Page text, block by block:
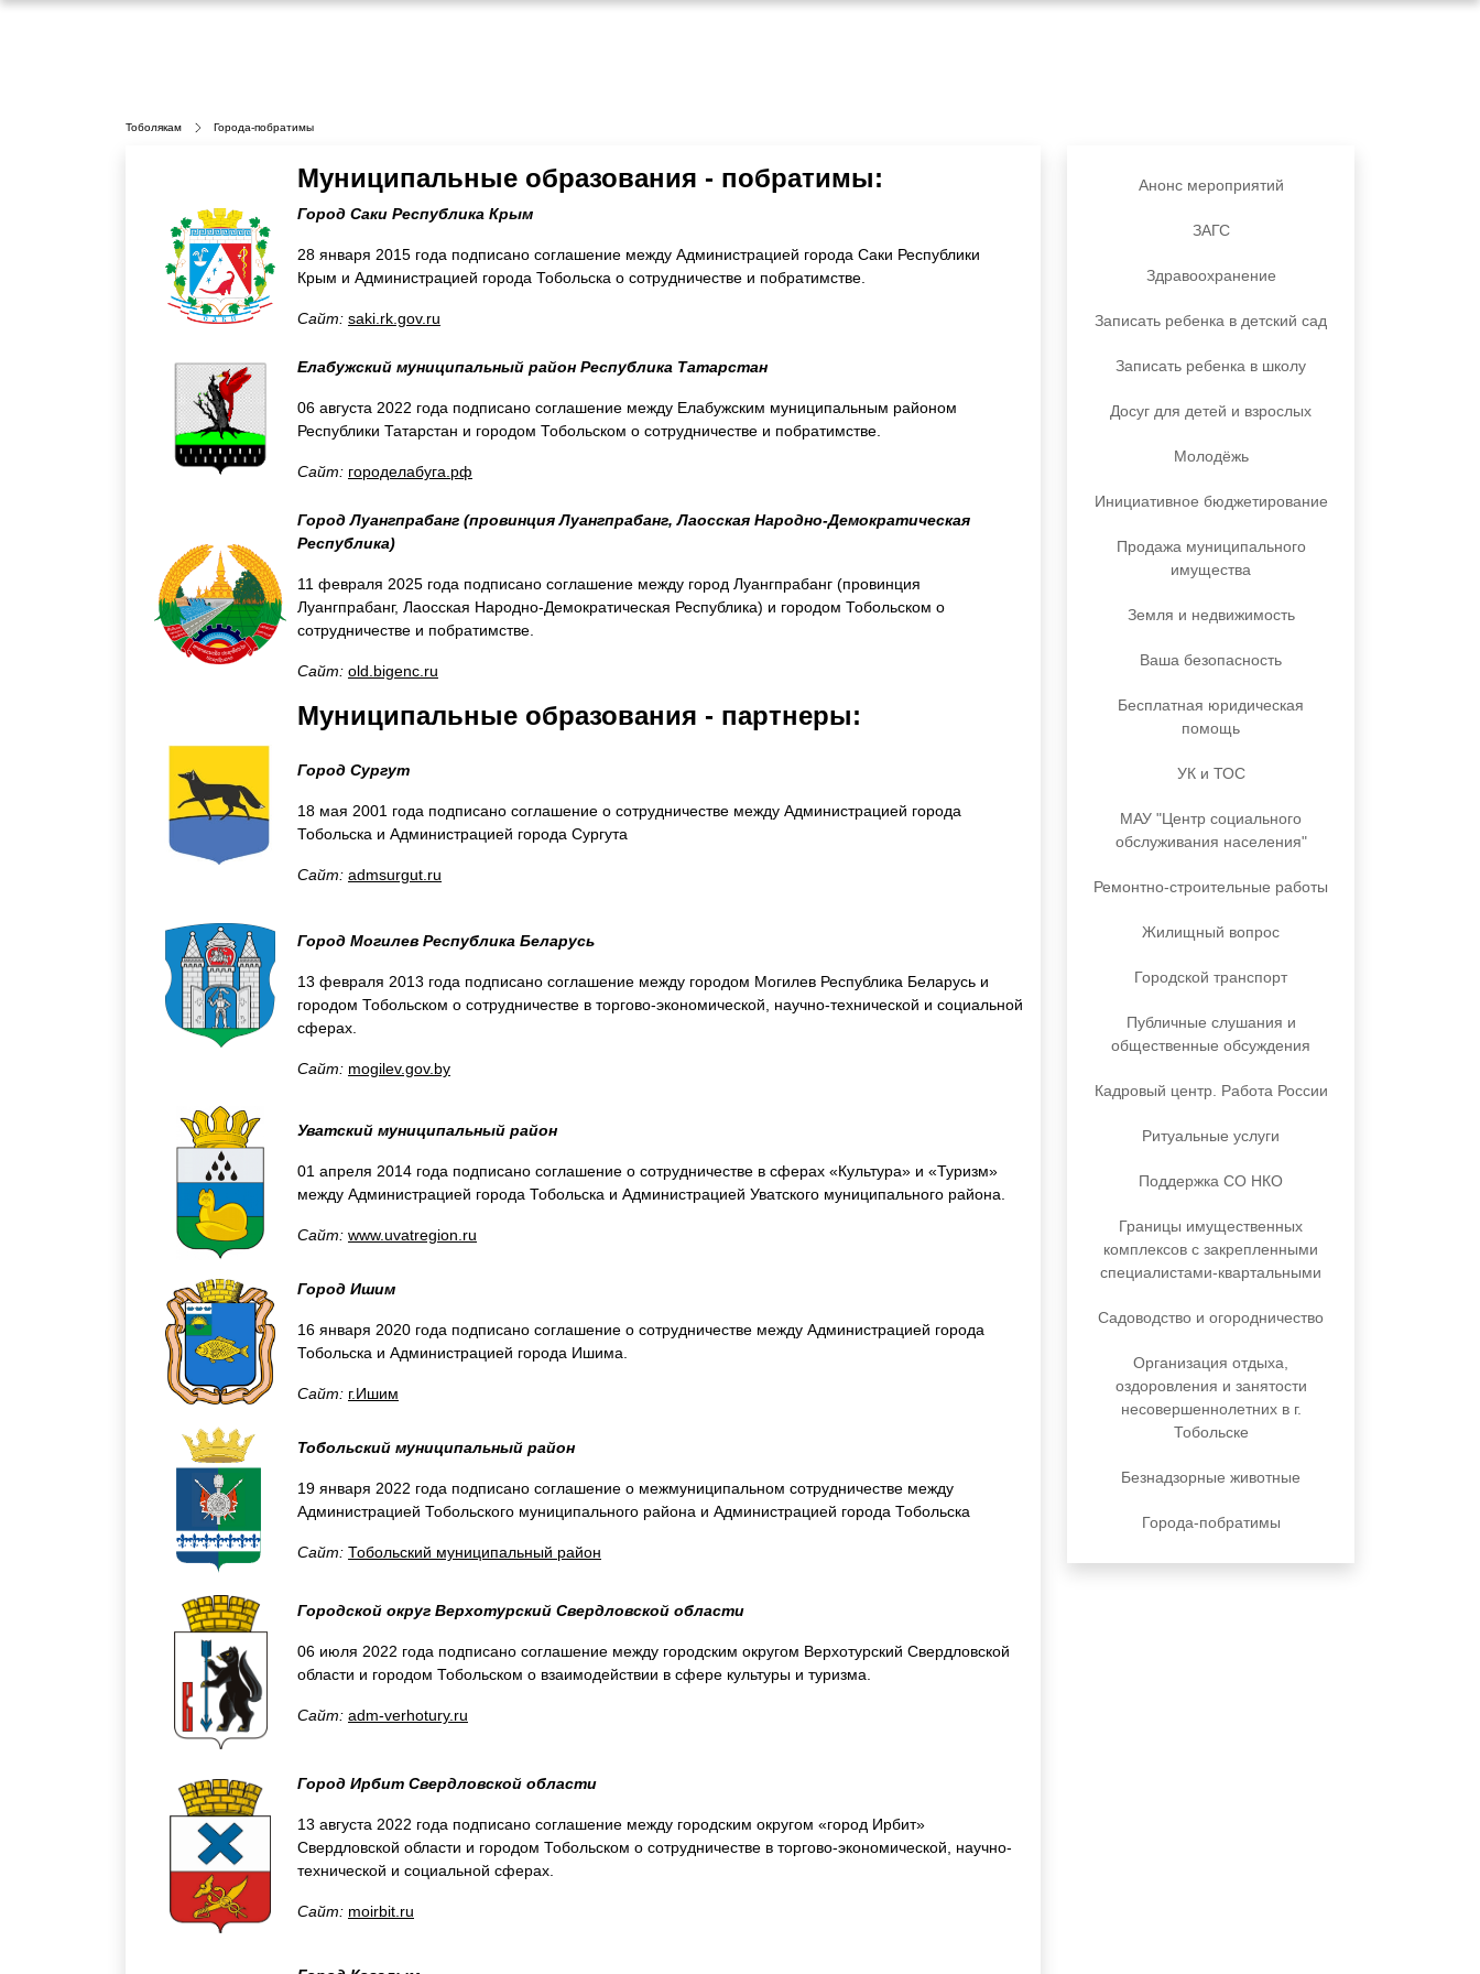
Тоболякам Города-побратимы
Муниципальные образования - побратимы:
Город Саки Республика Крым
28 января 2015 года подписано соглашение между Администрацией города Саки Республики
Крым и Администрацией города Тобольска о сотрудничестве и побратимстве.
Сайт: saki.rk.gov.ru
Елабужский муниципальный район Республика Татарстан
06 августа 2022 года подписано соглашение между Елабужским муниципальным районом
Республики Татарстан и городом Тобольском о сотрудничестве и побратимстве.
Сайт: городелабуга.рф
Город Луангпрабанг (провинция Луангпрабанг, Лаосская Народно-Демократическая
Республика)
11 февраля 2025 года подписано соглашение между город Луангпрабанг (провинция
Луангпрабанг, Лаосская Народно-Демократическая Республика) и городом Тобольском о
сотрудничестве и побратимстве.
Сайт: old.bigenc.ru
Муниципальные образования - партнеры:
Город Сургут
18 мая 2001 года подписано соглашение о сотрудничестве между Администрацией города
Тобольска и Администрацией города Сургута
Сайт: admsurgut.ru
Город Могилев Республика Беларусь
13 февраля 2013 года подписано соглашение между городом Могилев Республика Беларусь и
городом Тобольском о сотрудничестве в торгово-экономической, научно-технической и социальной
сферах.
Сайт: mogilev.gov.by
Уватский муниципальный район
01 апреля 2014 года подписано соглашение о сотрудничестве в сферах «Культура» и «Туризм»
между Администрацией города Тобольска и Администрацией Уватского муниципального района.
Сайт: www.uvatregion.ru
Город Ишим
16 января 2020 года подписано соглашение о сотрудничестве между Администрацией города
Тобольска и Администрацией города Ишима.
Сайт: г.Ишим
Тобольский муниципальный район
19 января 2022 года подписано соглашение о межмуниципальном сотрудничестве между
Администрацией Тобольского муниципального района и Администрацией города Тобольска
Сайт: Тобольский муниципальный район
Городской округ Верхотурский Свердловской области
06 июля 2022 года подписано соглашение между городским округом Верхотурский Свердловской
области и городом Тобольском о взаимодействии в сфере культуры и туризма.
Сайт: adm-verhotury.ru
Город Ирбит Свердловской области
13 августа 2022 года подписано соглашение между городским округом «город Ирбит»
Свердловской области и городом Тобольском о сотрудничестве в торгово-экономической, научно-
технической и социальной сферах.
Сайт: moirbit.ru
Анонс мероприятий
ЗАГС
Здравоохранение
Записать ребенка в детский сад
Записать ребенка в школу
Досуг для детей и взрослых
Молодёжь
Инициативное бюджетирование
Продажа муниципального
имущества
Земля и недвижимость
Ваша безопасность
Бесплатная юридическая
помощь
УК и ТОС
МАУ "Центр социального
обслуживания населения"
Ремонтно-строительные работы
Жилищный вопрос
Городской транспорт
Публичные слушания и
общественные обсуждения
Кадровый центр. Работа России
Ритуальные услуги
Поддержка СО НКО
Границы имущественных
комплексов с закрепленными
специалистами-квартальными
Садоводство и огородничество
Организация отдыха,
оздоровления и занятости
несовершеннолетних в г.
Тобольске
Безнадзорные животные
Города-побратимы